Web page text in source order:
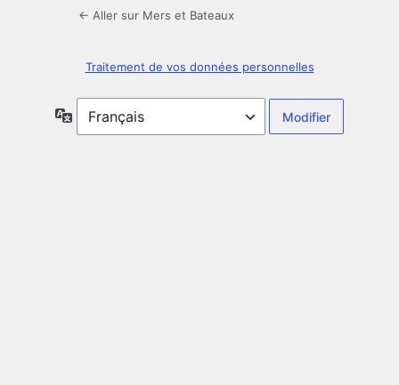
← Aller sur Mers et Bateaux
Traitement de vos données personnelles
Langue